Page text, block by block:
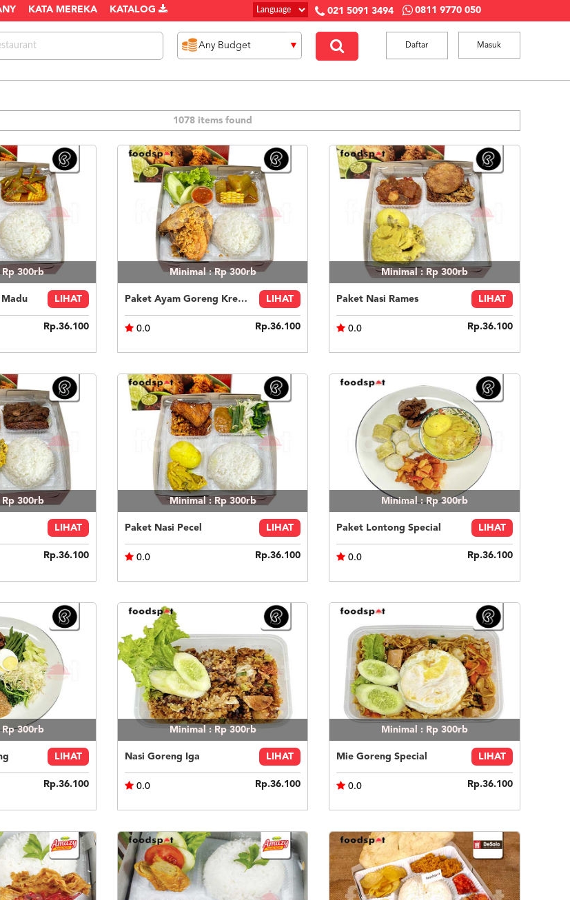
KATA MEREKA KATALOG 021 5091 3494 0811 9770 050
Masuk
Daftar
1078 items found
300rb
Madu LIHAT
Rp.36.100
Minimal : Rp 300rb
Paket Ayam Goreng Kremes LIHAT
0.0 Rp.36.100
Minimal : Rp 300rb
Paket Nasi Rames LIHAT
0.0 Rp.36.100
300rb
LIHAT
Rp.36.100
Minimal : Rp 300rb
Paket Nasi Pecel LIHAT
0.0 Rp.36.100
Minimal : Rp 300rb
Paket Lontong Special LIHAT
0.0 Rp.36.100
Rp 300rb
LIHAT
Rp.36.100
Minimal : Rp 300rb
Nasi Goreng Iga LIHAT
0.0 Rp.36.100
Minimal : Rp 300rb
Mie Goreng Special LIHAT
0.0 Rp.36.100